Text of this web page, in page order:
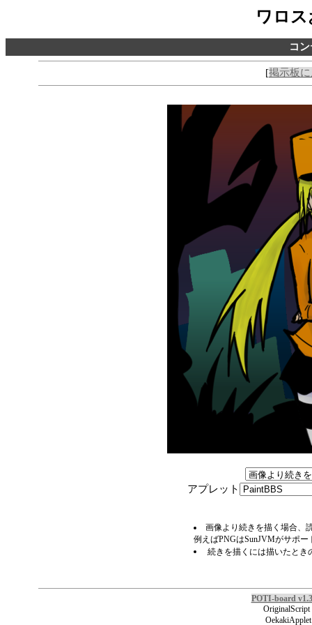
ワロ
コ
[掲示板
アプレット
画像より続きを描く場合、
例えばPNGはSunJVMがサポ
続きを描くには描いたとき
POTI-board